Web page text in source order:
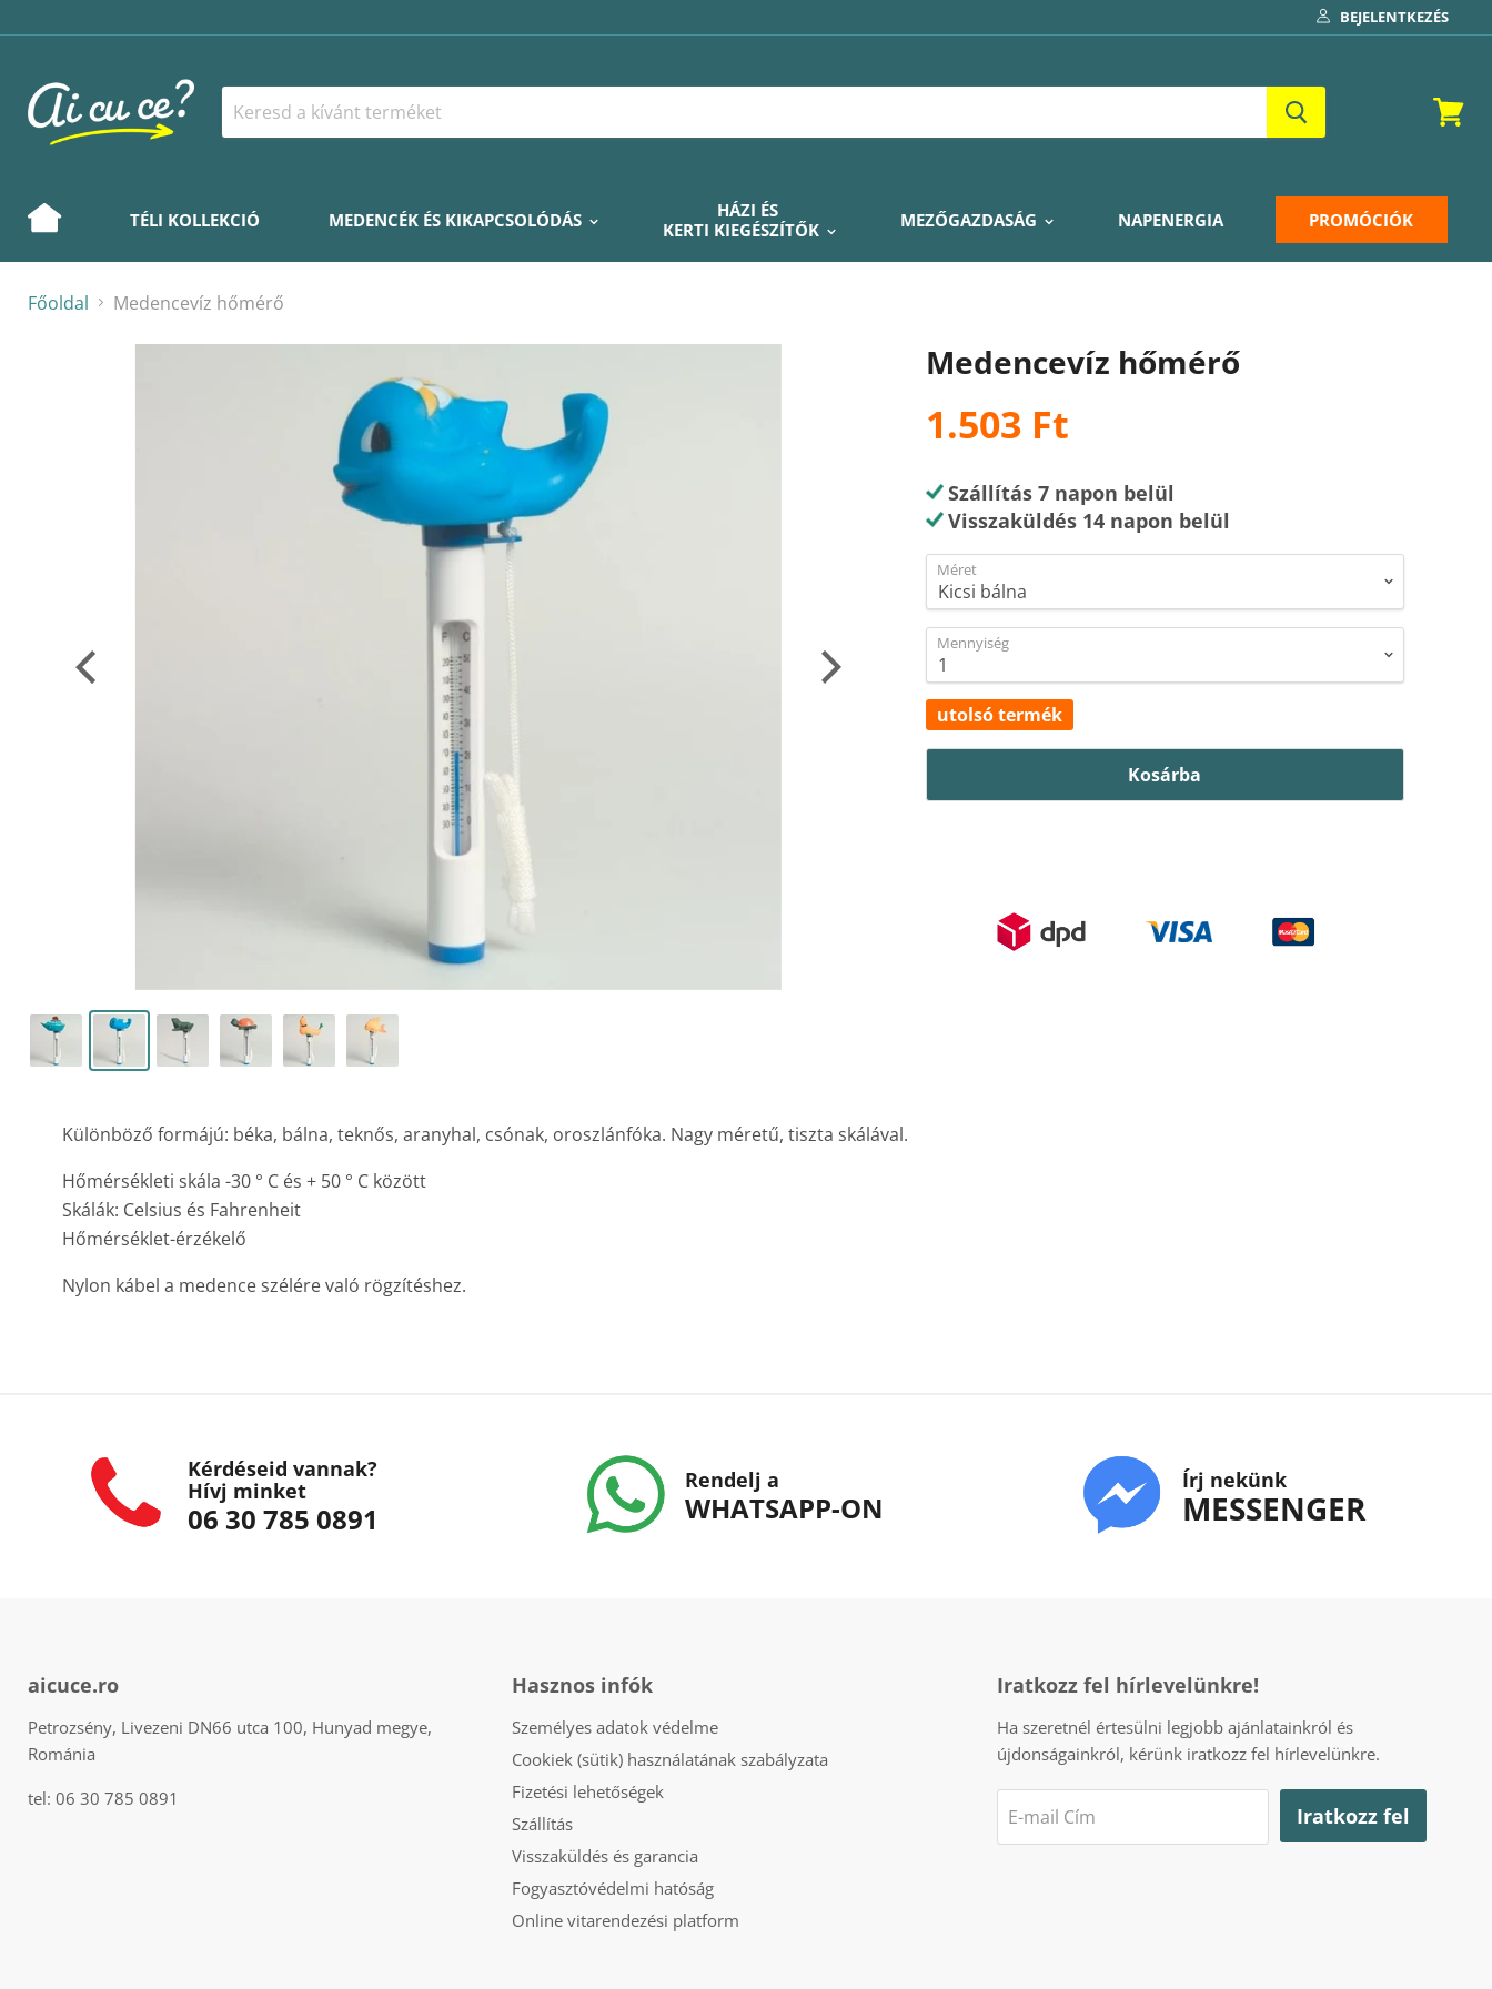
BEJELENTKEZÉS
TÉLI KOLLEKCIÓ MEDENCÉK ÉS KIKAPCSOLÓDÁS
HÁZI ÉS
KERTI KIEGÉSZÍTŐK
MEZŐGAZDASÁG NAPENERGIA PROMÓCIÓK
Főoldal Medencevíz hőmérő
Különböző formájú: béka, bálna, teknős, aranyhal, csónak, oroszlánfóka. Nagy méretű, tiszta skálával.
Hőmérsékleti skála -30 ° C és + 50 ° C között
Skálák: Celsius és Fahrenheit
Hőmérséklet-érzékelő
Nylon kábel a medence szélére való rögzítéshez.
Medencevíz hőmérő
1.503 Ft
Szállítás 7 napon belül
Visszaküldés 14 napon belül
Méret
Mennyiség
utolsó termék
Kosárba
Kérdéseid vannak?
Hívj minket
06 30 785 0891
Rendelj a
WHATSAPP-ON
Írj nekünk
MESSENGER
aicuce.ro
Petrozsény, Livezeni DN66 utca 100, Hunyad megye,
Románia
tel: 06 30 785 0891
Hasznos infók
Személyes adatok védelme
Cookiek (sütik) használatának szabályzata
Fizetési lehetőségek
Szállítás
Visszaküldés és garancia
Fogyasztóvédelmi hatóság
Online vitarendezési platform
Iratkozz fel hírlevelünkre!
Ha szeretnél értesülni legjobb ajánlatainkról és
újdonságainkról, kérünk iratkozz fel hírlevelünkre.
E-mail Cím Iratkozz fel